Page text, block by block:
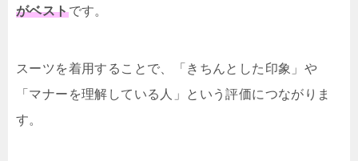
がベストです。
スーツを着用することで、「きちんとした印象」や
「マナーを理解している人」という評価につながりま
す。